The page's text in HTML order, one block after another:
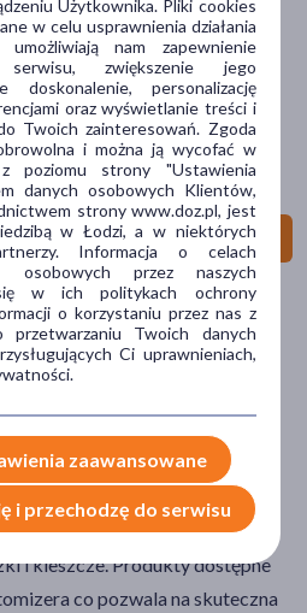
kleszcze, meszki, KIDS, Tropical
szczegóły
– zł
MARKI W KATEGORII: KICKFLY
które skutecznie
i kleszcze. Produkty dostępne
co pozwala na skuteczna
Użytkownika. Pliki cookies
w celu usprawnienia działania
nam zapewnienie
zwiększenie jego
doskonalenie, personalizację
oraz wyświetlanie treści i
Twoich zainteresowań. Zgoda
i można ją wycofać w
poziomu strony "Ustawienia
danych osobowych Klientów,
strony www.doz.pl, jest
w Łodzi, a w niektórych
Informacja o celach
osobowych przez naszych
w ich politykach ochrony
o korzystaniu przez nas z
Twoich danych
Ci uprawnieniach,
zaawansowane
i przechodzę do serwisu